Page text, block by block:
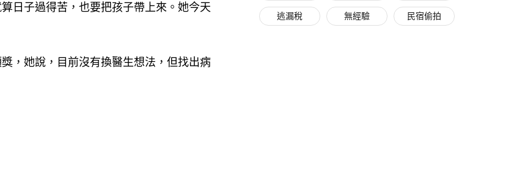
日子過得苦，也要把孩子帶上來。她今天
，她說，目前沒有換醫生想法，但找出病
逃漏稅 無經驗 民宿偷拍